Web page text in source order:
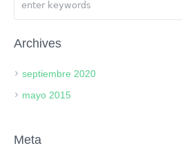
Archives
septiembre 2020
mayo 2015
Meta